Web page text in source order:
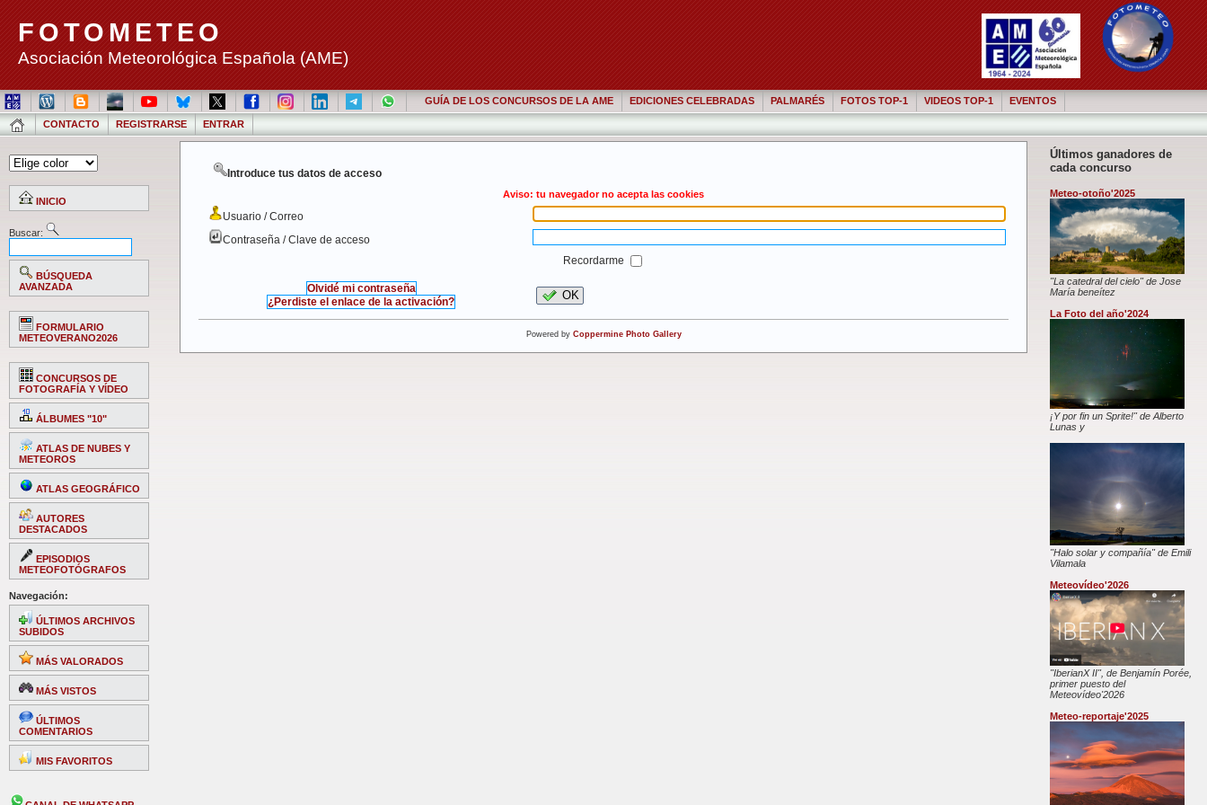
FOTOMETEO
Asociación Meteorológica Española (AME)
GUÍA DE LOS CONCURSOS DE LA AME EDICIONES CELEBRADAS PALMARÉS FOTOS TOP-1 VIDEOS TOP-1 EVENTOS
CONTACTO REGISTRARSE ENTRAR
INICIO
Buscar:
BÚSQUEDA
AVANZADA
FORMULARIO
METEOVERANO2026
CONCURSOS DE
FOTOGRAFÍA Y VÍDEO
ÁLBUMES "10"
ATLAS DE NUBES Y
METEOROS
ATLAS GEOGRÁFICO
AUTORES
DESTACADOS
EPISODIOS
METEOFOTÓGRAFOS
Navegación:
ÚLTIMOS ARCHIVOS
SUBIDOS
MÁS VALORADOS
MÁS VISTOS
ÚLTIMOS
COMENTARIOS
MIS FAVORITOS
Últimos ganadores de
cada concurso
Meteo-otoño'2025
"La catedral del cielo" de Jose
María beneítez
La Foto del año'2024
¡Y por fin un Sprite!" de Alberto
Lunas y
"Halo solar y compañía" de Emili
Vilamala
Meteovídeo'2026
"IberianX II", de Benjamín Porée,
primer puesto del
Meteovídeo'2026
Meteo-reportaje'2025
Introduce tus datos de acceso
Aviso: tu navegador no acepta las cookies
Usuario / Correo
Contraseña / Clave de acceso
Recordarme
Olvidé mi contraseña
¿Perdiste el enlace de la activación?
OK
Powered by Coppermine Photo Gallery